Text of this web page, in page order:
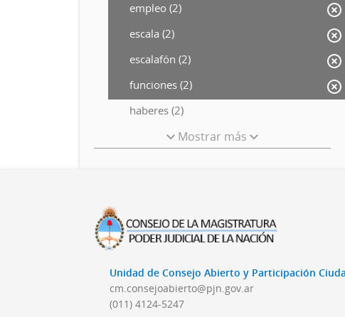
empleo (2)
escala (2)
escalafón (2)
funciones (2)
haberes (2)
Mostrar más
Unidad de Consejo Abierto y Participación
cm.consejoabierto@pjn.gov.ar
(011) 4124-5247